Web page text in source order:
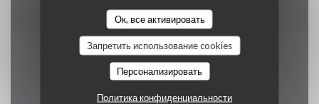
Ок, все активировать
Запретить использование cookies
Персонализировать
Политика конфиденциальности
Часы работы